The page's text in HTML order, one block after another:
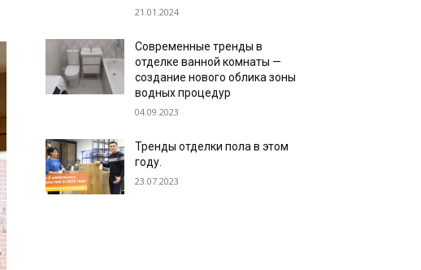
21.01.2024
Современные тренды в
отделке ванной комнаты —
создание нового облика зоны
водных процедур
04.09.2023
Тренды отделки пола в этом
году.
23.07.2023